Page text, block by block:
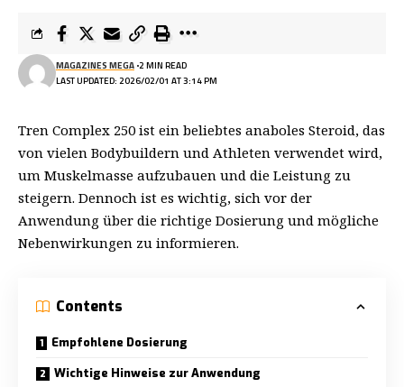
LAST UPDATED: 2026/02/01 AT 3:14 PM
MAGAZINES MEGA 2 MIN READ
Tren Complex 250 ist ein beliebtes anaboles Steroid, das
von vielen Bodybuildern und Athleten verwendet wird,
um Muskelmasse aufzubauen und die Leistung zu
steigern. Dennoch ist es wichtig, sich vor der
Anwendung über die richtige Dosierung und mögliche
Nebenwirkungen zu informieren.
Contents
Empfohlene Dosierung
Wichtige Hinweise zur Anwendung